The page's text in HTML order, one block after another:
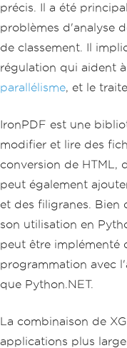
précis. Il a été
problèmes d'analyse
de classement. Il
régulation qui aident
parallélisme, et le
IronPDF est une
modifier et lire des
conversion de HTML,
peut également
et des filigranes. Bien
son utilisation en
peut être implémenté
programmation avec
que Python.NET.
La combinaison de
applications plus